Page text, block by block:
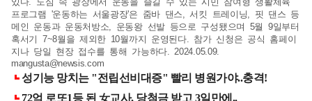
프로그램 '운동하는 서울광장'은 줌바 댄스, 서킷 트레이닝, 핏 댄스 등
메인 운동과 운동처방소, 운동왕 선발 등으로 구성됐으며 5월 9일부터
혹서기 7~8월을 제외한 10월까지 운영된다. 참가 신청은 공식 홈페이
지나 당일 현장 접수를 통해 가능하다. 2024.05.09.
mangusta@newsis.com